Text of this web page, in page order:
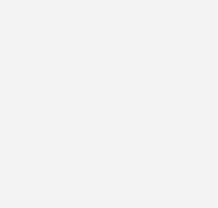
Sie regelmäßig von uns
Neuigkeiten, gebündelt und